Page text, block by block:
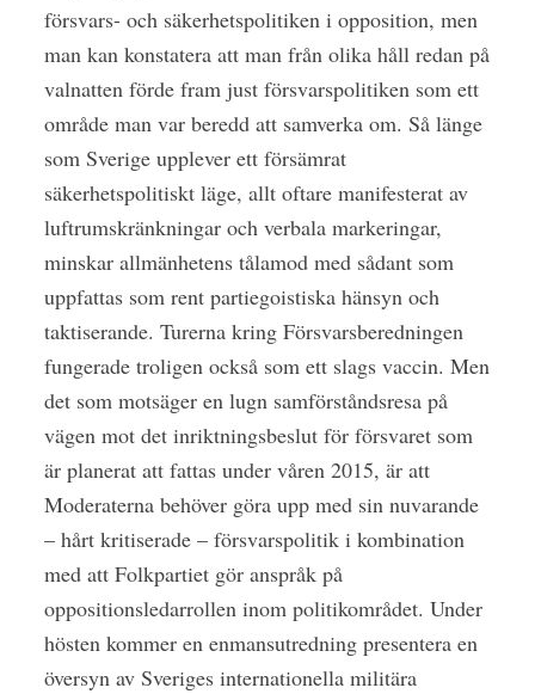
försvars- och säkerhetspolitiken i opposition, men
man kan konstatera att man från olika håll redan på
valnatten förde fram just försvarspolitiken som ett
område man var beredd att samverka om. Så länge
som Sverige upplever ett försämrat
säkerhetspolitiskt läge, allt oftare manifesterat av
luftrumskränkningar och verbala markeringar,
minskar allmänhetens tålamod med sådant som
uppfattas som rent partiegoistiska hänsyn och
taktiserande. Turerna kring Försvarsberedningen
fungerade troligen också som ett slags vaccin. Men
det som motsäger en lugn samförståndsresa på
vägen mot det inriktningsbeslut för försvaret som
är planerat att fattas under våren 2015, är att
Moderaterna behöver göra upp med sin nuvarande
– hårt kritiserade – försvarspolitik i kombination
med att Folkpartiet gör anspråk på
oppositionsledarrollen inom politikområdet. Under
hösten kommer en enmansutredning presentera en
översyn av Sveriges internationella militära